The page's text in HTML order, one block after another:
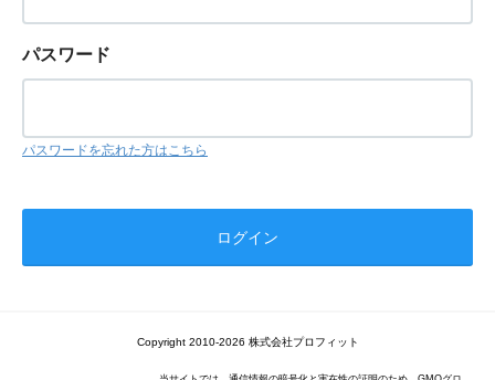
パスワード
パスワードを忘れた方はこちら
Copyright 2010-2026 株式会社プロフィット